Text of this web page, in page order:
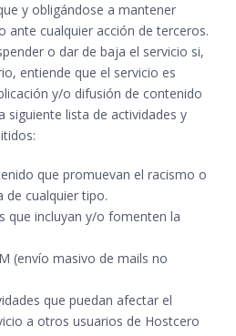
y obligándose a mantener
ante cualquier acción de terceros.
o dar de baja el servicio si,
entiende que el servicio es
y/o difusión de contenido
siguiente lista de actividades y
que promuevan el racismo o
de cualquier tipo.
que incluyan y/o fomenten la
(envío masivo de mails no
que puedan afectar el
a otros usuarios de Hostcero